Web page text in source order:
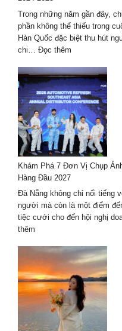
Trong những năm gần đây,
phần không thể thiếu trong
Hàn Quốc đặc biệt thu hút
chi… Đọc thêm
ảnh
gia
đình
phong
cách
Hàn
Quốc
–
xu
mới
nhất
2024-
Khám Phá 7 Đơn Vị Chụp
Hàng Đầu 2027
Đà Nẵng không chỉ nổi tiếng
người mà còn là một điểm
tiệc cưới cho đến hội nghị
thêm
Phá
7
Đơn
Vị
Chụp
Ảnh
Sự